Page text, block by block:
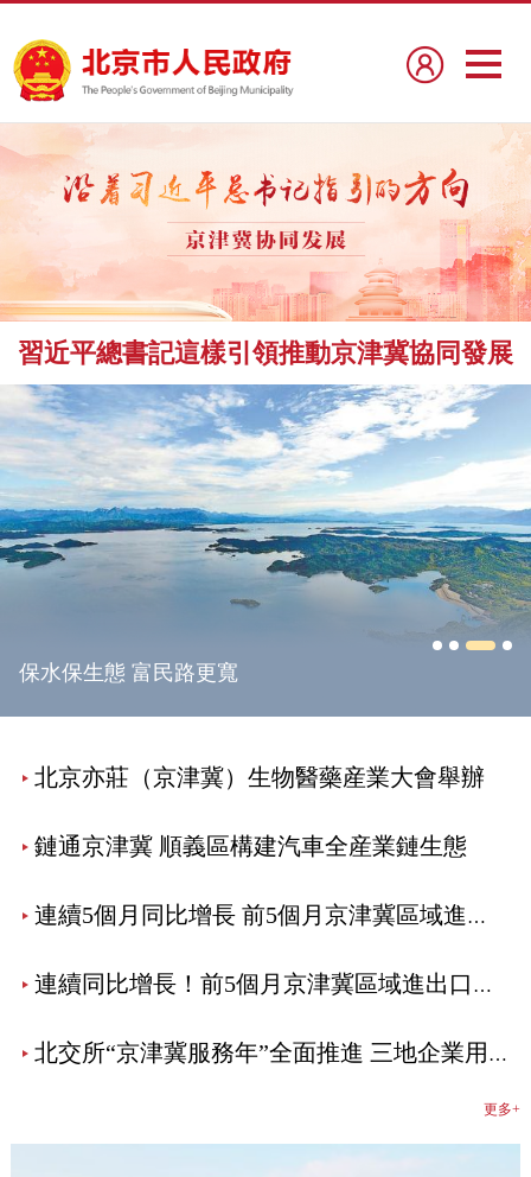
習近平總書記這樣引領推動京津冀協同發展
保水保生態 富民路更寬
北京亦莊（京津冀）生物醫藥産業大會舉辦
鏈通京津冀 順義區構建汽車全産業鏈生態
連續5個月同比增長 前5個月京津冀區域進出口值2.09萬億元
連續同比增長！前5個月京津冀區域進出口值達2.09萬億元
北交所“京津冀服務年”全面推進 三地企業用好“家門口”的...
更多+